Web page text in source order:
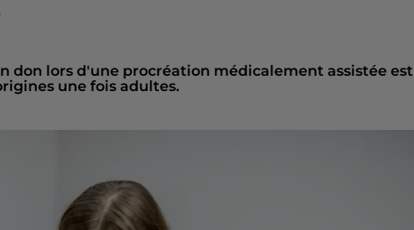
don lors d'une procréation médicalement assistée est
une fois adultes.